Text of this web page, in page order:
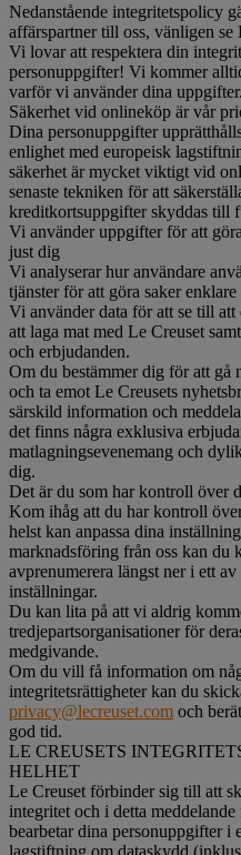
Nedanstående integritetspolicy
affärspartner till oss, vänligen
Vi lovar att respektera din
personuppgifter! Vi kommer
varför vi använder dina uppgifter.
Säkerhet vid onlineköp är vår
Dina personuppgifter
enlighet med europeisk
säkerhet är mycket viktigt vid
senaste tekniken för att
kreditkortsuppgifter skyddas till
Vi använder uppgifter för att
just dig
Vi analyserar hur användare
tjänster för att göra saker
Vi använder data för att se till
att laga mat med Le Creuset
och erbjudanden.
Om du bestämmer dig för att gå
och ta emot Le Creusets
särskild information och
det finns några exklusiva
matlagningsevenemang och
dig.
Det är du som har kontroll över
Kom ihåg att du har kontroll
helst kan anpassa dina
marknadsföring från oss kan du
avprenumerera längst ner i ett
inställningar.
Du kan lita på att vi aldrig
tredjepartsorganisationer för
medgivande.
Om du vill få information om
integritetsrättigheter kan du
privacy@lecreuset.com och
god tid.
LE CREUSETS
HELHET
Le Creuset förbinder sig till att
integritet och i detta
bearbetar dina personuppgifter i
lagstiftning om dataskydd